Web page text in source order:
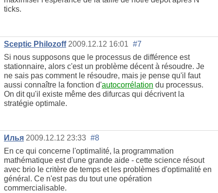
ticks.
Sceptic Philozoff 2009.12.12 16:01 #7
Si nous supposons que le processus de différence est
stationnaire, alors c'est un problème décent à résoudre. Je
ne sais pas comment le résoudre, mais je pense qu'il faut
aussi connaître la fonction d'autocorrélation du processus.
On dit qu'il existe même des difurcas qui décrivent la
stratégie optimale.
Илья 2009.12.12 23:33 #8
En ce qui concerne l'optimalité, la programmation
mathématique est d'une grande aide - cette science résout
avec brio le critère de temps et les problèmes d'optimalité en
général. Ce n'est pas du tout une opération
commercialisable.